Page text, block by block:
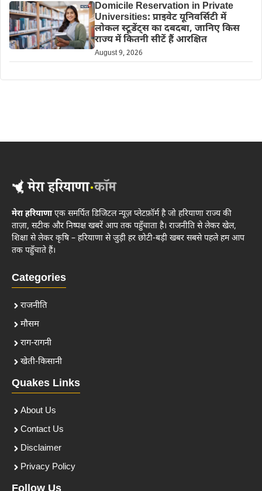
Domicile Reservation in Private
Universities: प्राइवेट यूनिवर्सिटी में
लोकल स्टूडेंट्स का दबदबा, जानिए किस
राज्य में कितनी सीटें हैं आरक्षित
August 9, 2026
मेरा हरियाणाएक समर्पित डिजिटल न्यूज़ प्लेटफ़ॉर्म है जो हरियाणा राज्य की
ताज़ा, सटीक और निष्पक्ष खबरें आप तक पहुँचाता है। राजनीति से लेकर खेल,
शिक्षा से लेकर कृषि – हरियाणा से जुड़ी हर छोटी-बड़ी खबर सबसे पहले हम आप
तक पहुँचाते हैं।
Categories
राजनीति
मौसम
राग-रागनी
खेती-किसानी
Quakes Links
About Us
Contact Us
Disclaimer
Privacy Policy